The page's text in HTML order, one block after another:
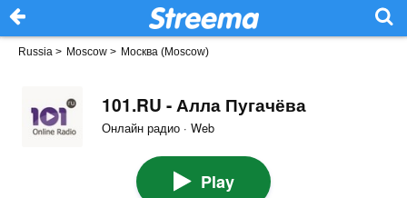
Russia > Moscow > Москва (Moscow)
101.RU - Алла Пугачёва
Онлайн радио · Web
Play